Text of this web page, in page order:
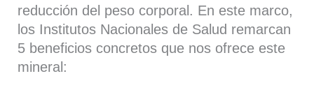
reducción del peso corporal. En este marco,
los Institutos Nacionales de Salud remarcan
5 beneficios concretos que nos ofrece este
mineral: